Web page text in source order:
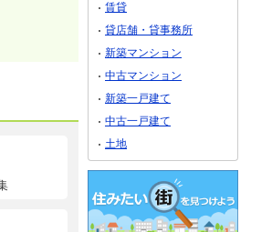
賃貸
貸店舗・貸事務所
新築マンション
中古マンション
新築一戸建て
中古一戸建て
土地